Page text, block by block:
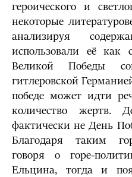
героического и
некоторые
анализируя
использовали её как
Великой Победы
гитлеровской
победе может идти
количество
фактически не День
Благодаря таким
говоря о горе-
Ельцина, тогда и